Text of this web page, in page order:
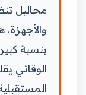
محاليل
والأجهزة.
بنسبة
الوقائي